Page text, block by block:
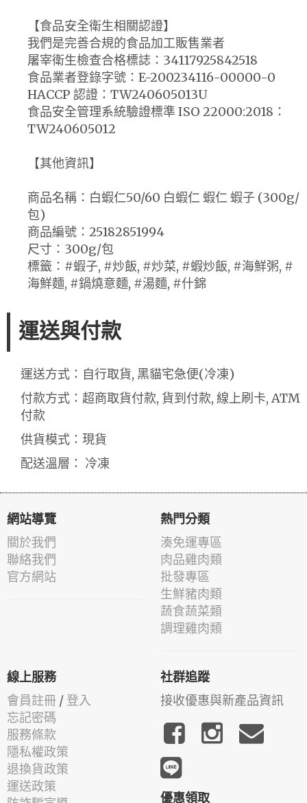
【食品安全衛生相關認證】
我們是完善合規的食品加工販售業者
屠宰衛生檢查合格標誌：34117925842518
食品業者登錄字號：E-200234116-00000-0
HACCP 認證：TW240605013U
食品安全管理系統驗證標準 ISO 22000:2018：
TW240605012
【其他資訊】
商品名稱：白蝦仁50/60 白蝦仁 蝦仁 蝦子 (300g/
包)
商品編號：25182851994
尺寸：300g/包
標籤：#蝦子, #炒飯, #炒菜, #蝦炒飯, #海鮮粥, #
海鮮麵, #鍋燒意麵, #湯麵, #什錦
運送與付款
運送方式：自行取貨, 黑貓宅急便(冷凍)
付款方式：超商取貨付款, 貨到付款, 線上刷卡, ATM
付款
供貨模式：現貨
配送溫層： 冷凍
網站導覽
關於我們
聯絡我們
官方網站
熱門分類
湊免運專區
肉品雞肉類
批發專區
生鮮豬肉類
蔬食蔬菜類
調理雞肉類
線上服務
會員註冊 / 登入
忘記密碼
服務條款
隱私權政策
退換貨政策
運送政策
社群追蹤
接收優惠與新產品資訊
優惠領取